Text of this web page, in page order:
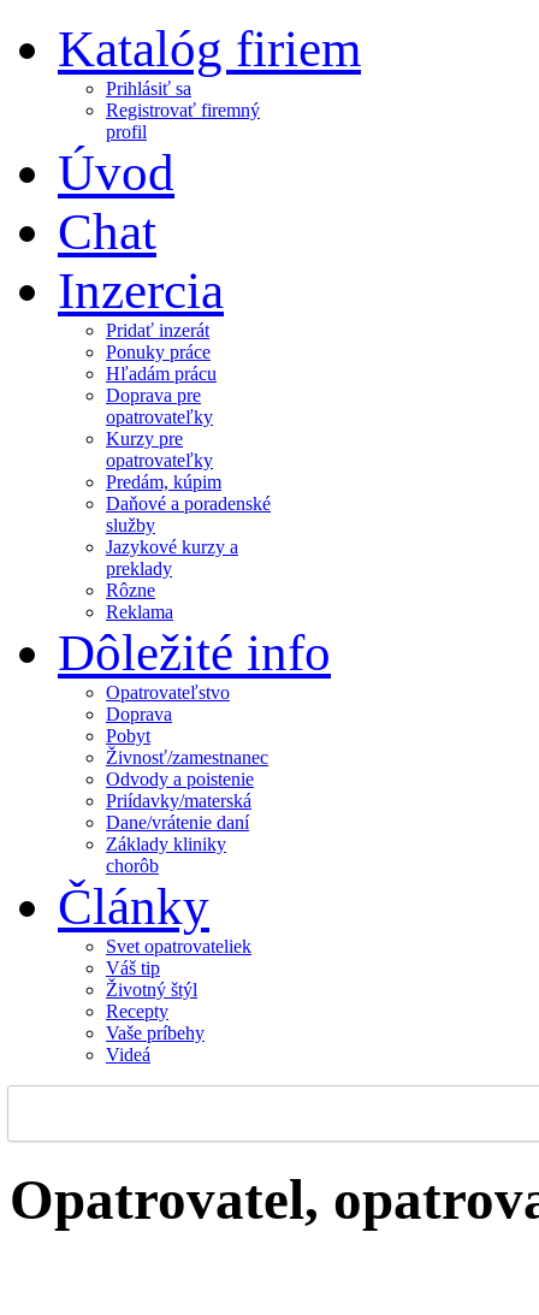
Katalóg firiem
Prihlásiť sa
Registrovať firemný
profil
Úvod
Chat
Inzercia
Pridať inzerát
Ponuky práce
Hľadám prácu
Doprava pre
opatrovateľky
Kurzy pre
opatrovateľky
Predám, kúpim
Daňové a poradenské
služby
Jazykové kurzy a
preklady
Rôzne
Reklama
Dôležité info
Opatrovateľstvo
Doprava
Pobyt
Živnosť/zamestnanec
Odvody a poistenie
Priídavky/materská
Dane/vrátenie daní
Základy kliniky
chorôb
Články
Svet opatrovateliek
Váš tip
Životný štýl
Recepty
Vaše príbehy
Videá
Opatrovatel,